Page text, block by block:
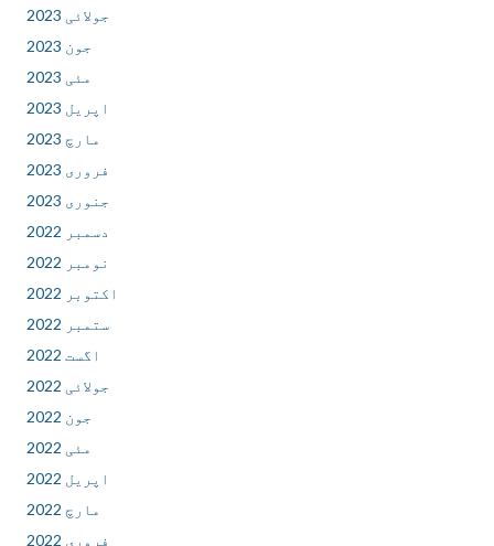
جولائی 2023
جون 2023
مئی 2023
اپریل 2023
مارچ 2023
فروری 2023
جنوری 2023
دسمبر 2022
نومبر 2022
اکتوبر 2022
ستمبر 2022
اگست 2022
جولائی 2022
جون 2022
مئی 2022
اپریل 2022
مارچ 2022
فروری 2022